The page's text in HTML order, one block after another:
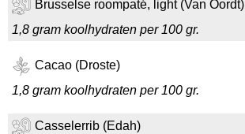
Brusselse roompaté, light (Van Oordt)
1,8 gram koolhydraten per 100 gr.
Cacao (Droste)
1,8 gram koolhydraten per 100 gr.
Casselerrib (Edah)